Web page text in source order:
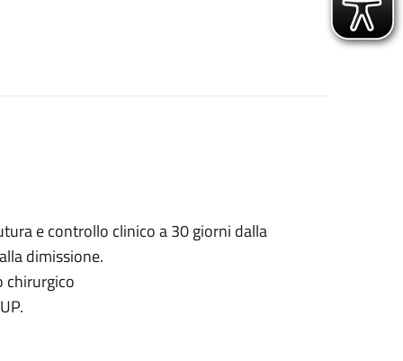
e controllo clinico a 30 giorni dalla
dimissione.
chirurgico